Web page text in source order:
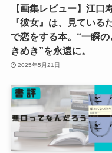
【画集レビュー】江口
『彼女』は、見ている
で恋をする本。“一瞬の
きめき”を永遠に。
2025年5月21日